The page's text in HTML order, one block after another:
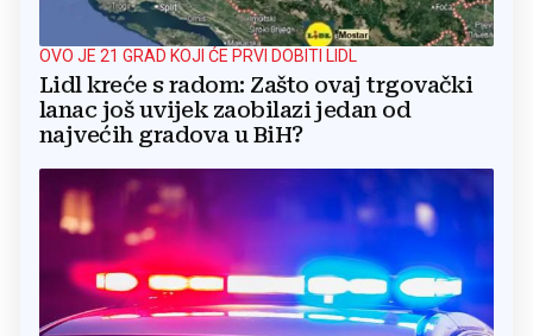
OVO JE 21 GRAD KOJI ĆE PRVI DOBITI LIDL
Lidl kreće s radom: Zašto ovaj trgovački
lanac još uvijek zaobilazi jedan od
najvećih gradova u BiH?